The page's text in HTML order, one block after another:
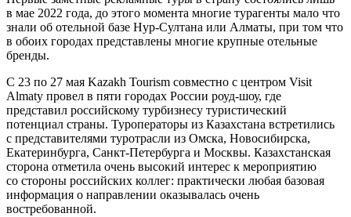
в мае 2022 года, до этого момента многие турагенты мало что
знали об отельной базе Нур-Султана или Алматы, при том что
в обоих городах представлены многие крупные отельные
бренды.
С 23 по 27 мая Kazakh Tourism совместно с центром Visit
Almaty провел в пяти городах России роуд-шоу, где
представил российскому турбизнесу туристический
потенциал страны. Туроператоры из Казахстана встретились
с представителями туротрасли из Омска, Новосибирска,
Екатеринбурга, Санкт-Петербурга и Москвы. Казахстанская
сторона отметила очень высокий интерес к мероприятию
со стороны российских коллег: практически любая базовая
информация о направлении оказывалась очень
востребованной.